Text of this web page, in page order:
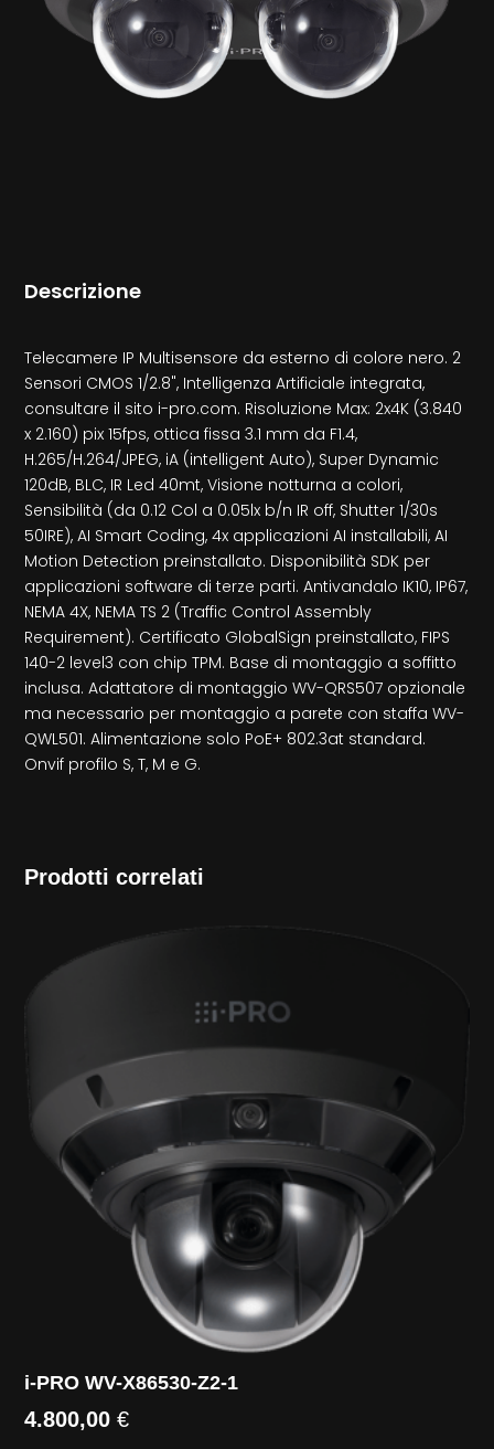
Descrizione
Telecamere IP Multisensore da esterno di colore nero. 2
Sensori CMOS 1/2.8", Intelligenza Artificiale integrata,
consultare il sito i-pro.com. Risoluzione Max: 2x4K (3.840
x 2.160) pix 15fps, ottica fissa 3.1 mm da F1.4,
H.265/H.264/JPEG, iA (intelligent Auto), Super Dynamic
120dB, BLC, IR Led 40mt, Visione notturna a colori,
Sensibilità (da 0.12 Col a 0.05lx b/n IR off, Shutter 1/30s
50IRE), AI Smart Coding, 4x applicazioni AI installabili, AI
Motion Detection preinstallato. Disponibilità SDK per
applicazioni software di terze parti. Antivandalo IK10, IP67,
NEMA 4X, NEMA TS 2 (Traffic Control Assembly
Requirement). Certificato GlobalSign preinstallato, FIPS
140-2 level3 con chip TPM. Base di montaggio a soffitto
inclusa. Adattatore di montaggio WV-QRS507 opzionale
ma necessario per montaggio a parete con staffa WV-
QWL501. Alimentazione solo PoE+ 802.3at standard.
Onvif profilo S, T, M e G.
Prodotti correlati
i-PRO WV-X86530-Z2-1
4.800,00€